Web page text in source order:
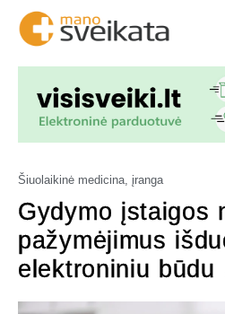
Šiuolaikinė medicina, įranga
Gydymo įstaigos
pažymėjimus
elektroniniu būdu